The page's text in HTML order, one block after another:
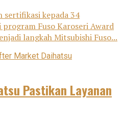
sertifikasi kepada 34
Fuso Karoseri Award
langkah Mitsubishi Fuso...
Pastikan Layanan